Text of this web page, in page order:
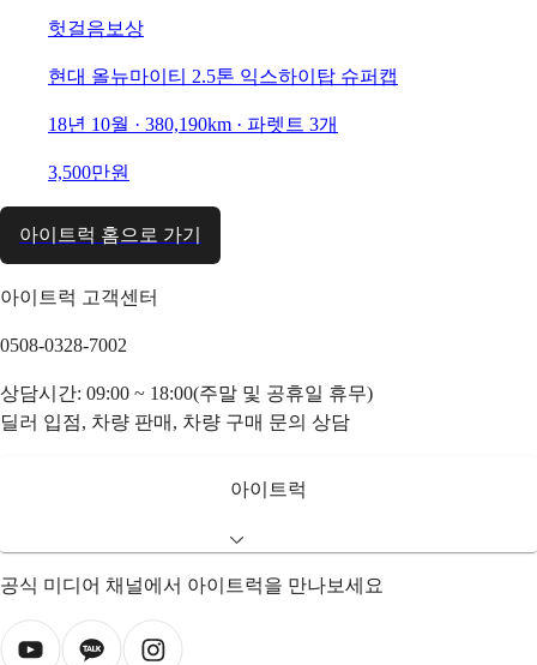
헛걸음보상
현대 올뉴마이티 2.5톤 익스하이탑 슈퍼캡
18년 10월 · 380,190km · 파렛트 3개
3,500만원
아이트럭 홈으로 가기
아이트럭 고객센터
0508-0328-7002
상담시간: 09:00 ~ 18:00(주말 및 공휴일 휴무)
딜러 입점, 차량 판매, 차량 구매 문의 상담
아이트럭
공식 미디어 채널에서 아이트럭을 만나보세요